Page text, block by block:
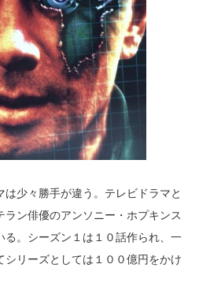
は少々勝手が違う。テレビドラマと
ン俳優のアンソニー・ホプキンス
る。シーズン１は１０話作られ、一
リーズとしては１００億円をかけ